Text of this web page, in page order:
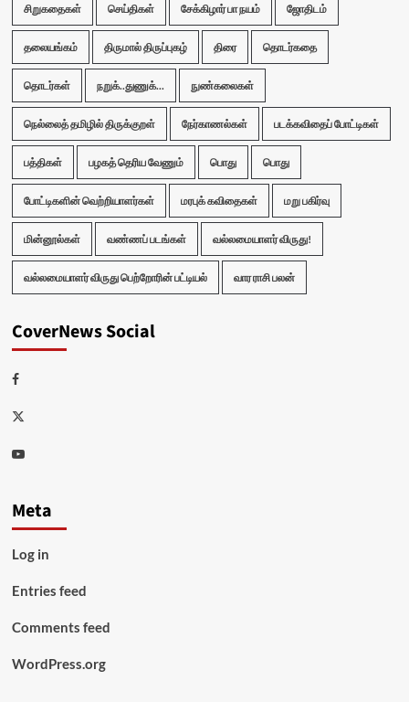
சிறுகதைகள் செய்திகள் சேக்கிழார் பா நயம் ஜோதிடம்
தலையங்கம் திருமால் திருப்புகழ் திரை தொடர்கதை
தொடர்கள் நறுக்..துணுக்... நுண்கலைகள்
நெல்லைத் தமிழில் திருக்குறள் நேர்காணல்கள் படக்கவிதைப் போட்டிகள்
பத்திகள் பழகத் தெரிய வேணும் பொது பொது
போட்டிகளின் வெற்றியாளர்கள் மரபுக் கவிதைகள் மறு பகிர்வு
மின்னூல்கள் வண்ணப் படங்கள் வல்லமையாளர் விருது!
வல்லமையாளர் விருது பெற்றோரின் பட்டியல் வார ராசி பலன்
CoverNews Social
Facebook
Twitter
Youtube
Meta
Log in
Entries feed
Comments feed
WordPress.org